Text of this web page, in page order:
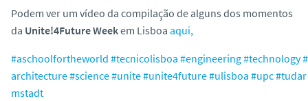
Podem ver um vídeo da compilação de alguns dos momentos
da Unite!4Future Weekem Lisboa aqui,
#aschoolfortheworld #tecnicolisboa #engineering#technology#
architecture#science#unite#unite4future#ulisboa #upc#tudar
mstadt